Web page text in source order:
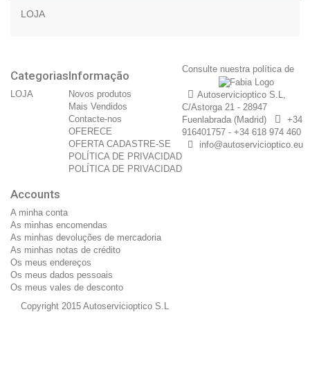
LOJA
Categorias
LOJA
Informação
Novos produtos
Mais Vendidos
Contacte-nos
OFERECE
OFERTA CADASTRE-SE
POLÍTICA DE PRIVACIDAD
POLÍTICA DE PRIVACIDAD
Consulte nuestra política de
Accounts
A minha conta
As minhas encomendas
As minhas devoluções de mercadoria
As minhas notas de crédito
Os meus endereços
Os meus dados pessoais
Os meus vales de desconto
Autoservicioptico S.L,
C/Astorga 21 - 28947
Fuenlabrada (Madrid)
+34
916401757 - +34 618 974 460
info@autoservicioptico.eu
Copyright 2015 Autoservicioptico S.L